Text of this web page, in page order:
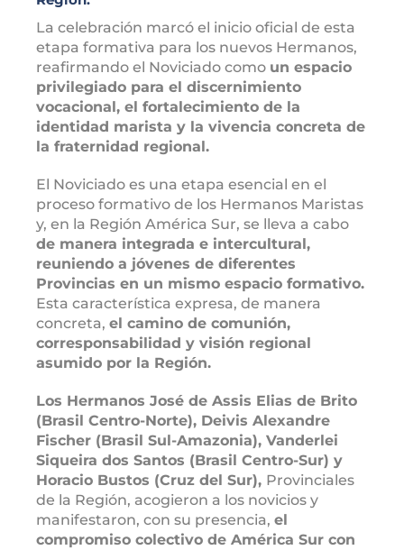
La celebración marcó el inicio oficial de esta
etapa formativa para los nuevos Hermanos,
reafirmando el Noviciado como un espacio
privilegiado para el discernimiento
vocacional, el fortalecimiento de la
identidad marista y la vivencia concreta de
la fraternidad regional.
El Noviciado es una etapa esencial en el
proceso formativo de los Hermanos Maristas
y, en la Región América Sur, se lleva a cabo
de manera integrada e intercultural,
reuniendo a jóvenes de diferentes
Provincias en un mismo espacio formativo.
Esta característica expresa, de manera
concreta, el camino de comunión,
corresponsabilidad y visión regional
asumido por la Región.
Los Hermanos José de Assis Elias de Brito
(Brasil Centro-Norte), Deivis Alexandre
Fischer (Brasil Sul-Amazonia), Vanderlei
Siqueira dos Santos (Brasil Centro-Sur) y
Horacio Bustos (Cruz del Sur), Provinciales
de la Región, acogieron a los novicios y
manifestaron, con su presencia, el
compromiso colectivo de América Sur con